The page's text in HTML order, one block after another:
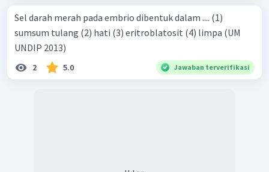
Sel darah merah pada embrio dibentuk dalam .... (1)
sumsum tulang (2) hati (3) eritroblatosit (4) limpa (UM
UNDIP 2013)
2 5.0 Jawaban terverifikasi